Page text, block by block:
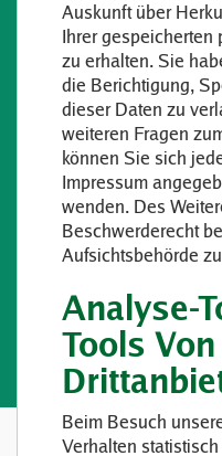
Auskunft über
Ihrer gespeicherten
zu erhalten. Sie
die Berichtigung,
dieser Daten zu
weiteren Fragen
können Sie sich
Impressum
wenden. Des
Beschwerderecht
Aufsichtsbehörde
Analyse-
Tools Von
Beim Besuch
Verhalten